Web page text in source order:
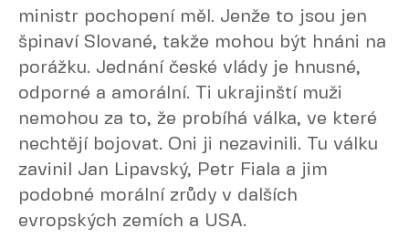
ministr pochopení měl. Jenže to jsou jen
špinaví Slované, takže mohou být hnáni na
porážku. Jednání české vlády je hnusné,
odporné a amorální. Ti ukrajinští muži
nemohou za to, že probíhá válka, ve které
nechtějí bojovat. Oni ji nezavinili. Tu válku
zavinil Jan Lipavský, Petr Fiala a jim
podobné morální zrůdy v dalších
evropských zemích a USA.